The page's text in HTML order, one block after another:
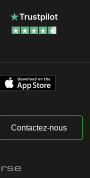
Contactez-nous